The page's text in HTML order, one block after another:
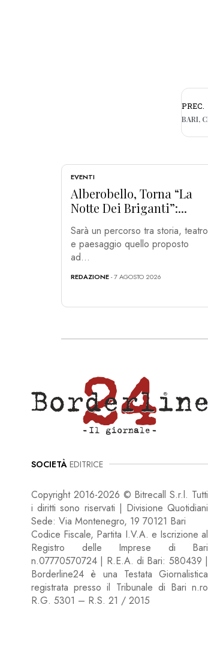
PREC.
EVENTI
Alberobello, Torna “La
Notte Dei Briganti”:...
Sarà un percorso tra storia, teatro
e paesaggio quello proposto
ad...
REDAZIONE- 7 AGOSTO 2026
SOCIETÀ EDITRICE
Copyright 2016-2026 © Bitrecall S.r.l. Tutti
i diritti sono riservati | Divisione Quotidiani
Sede: Via Montenegro, 19 70121 Bari
Codice Fiscale, Partita I.V.A. e Iscrizione al
Registro delle Imprese di Bari
n.07770570724 | R.E.A. di Bari: 580439 |
Borderline24 è una Testata Giornalistica
registrata presso il Tribunale di Bari n.ro
R.G. 5301 – R.S. 21 / 2015